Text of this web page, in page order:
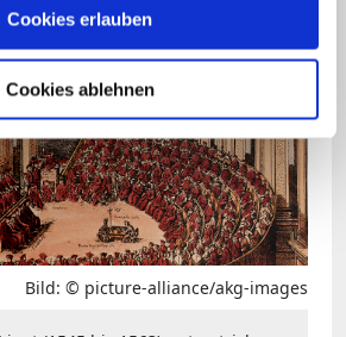
Cookies erlauben
Cookies ablehnen
Bild: © picture-alliance/akg-images